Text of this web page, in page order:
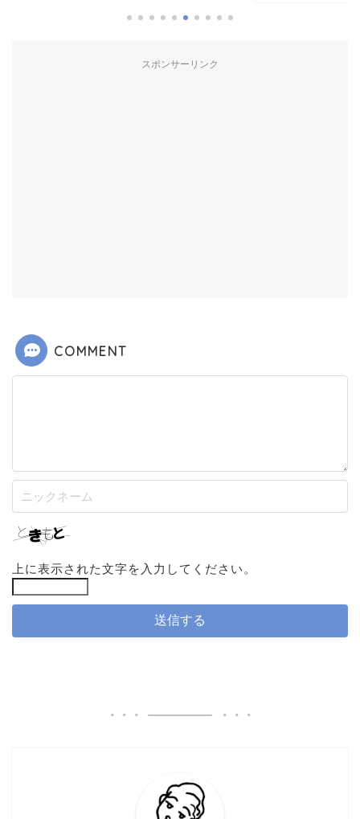
スポンサーリンク
COMMENT
上に表示された文字を入力してください。